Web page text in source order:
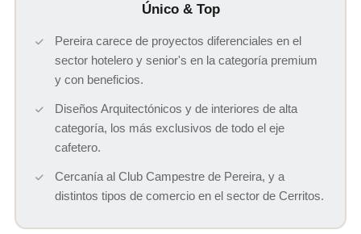
Único & Top
Pereira carece de proyectos diferenciales en el
sector hotelero y senior's en la categoría premium
y con beneficios.
Diseños Arquitectónicos y de interiores de alta
categoría, los más exclusivos de todo el eje
cafetero.
Cercanía al Club Campestre de Pereira, y a
distintos tipos de comercio en el sector de Cerritos.